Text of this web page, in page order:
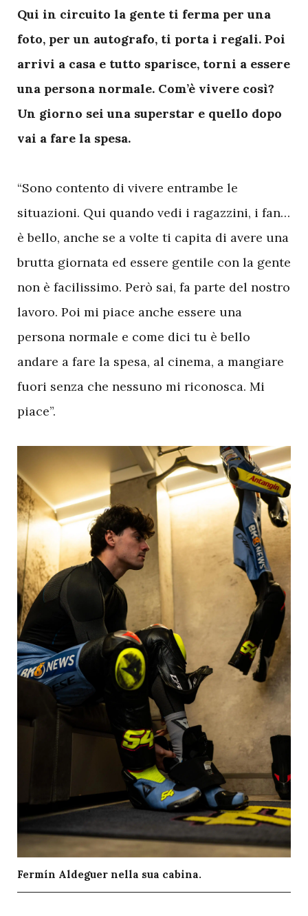
Qui in circuito la gente ti ferma per una
foto, per un autografo, ti porta i regali. Poi
arrivi a casa e tutto sparisce, torni a essere
una persona normale. Com’è vivere così?
Un giorno sei una superstar e quello dopo
vai a fare la spesa.
“Sono contento di vivere entrambe le
situazioni. Qui quando vedi i ragazzini, i fan…
è bello, anche se a volte ti capita di avere una
brutta giornata ed essere gentile con la gente
non è facilissimo. Però sai, fa parte del nostro
lavoro. Poi mi piace anche essere una
persona normale e come dici tu è bello
andare a fare la spesa, al cinema, a mangiare
fuori senza che nessuno mi riconosca. Mi
piace”.
Fermín Aldeguer nella sua cabina.